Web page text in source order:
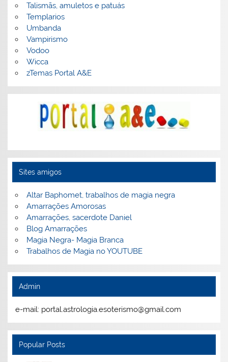
Talismãs, amuletos e patuás
Templarios
Umbanda
Vampirismo
Vodoo
Wicca
zTemas Portal A&E
Sites amigos
Altar Baphomet, trabalhos de magia negra
Amarrações Amorosas
Amarrações, sacerdote Daniel
Blog Amarrações
Magia Negra- Magia Branca
Trabalhos de Magia no YOUTUBE
Admin
e-mail: portal.astrologia.esoterismo@gmail.com
Popular Posts